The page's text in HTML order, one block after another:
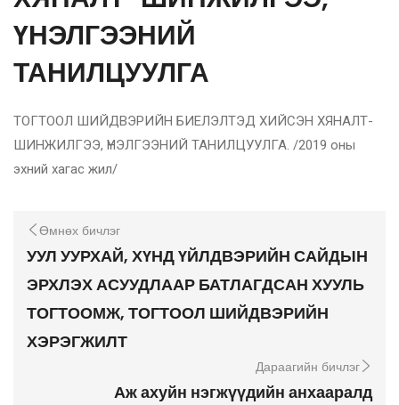
ҮНЭЛГЭЭНИЙ
ТАНИЛЦУУЛГА
ТОГТООЛ ШИЙДВЭРИЙН БИЕЛЭЛТЭД ХИЙСЭН ХЯНАЛТ-
ШИНЖИЛГЭЭ, ҮНЭЛГЭЭНИЙ ТАНИЛЦУУЛГА. /2019 оны
эхний хагас жил/
Өмнөх бичлэг
УУЛ УУРХАЙ, ХҮНД ҮЙЛДВЭРИЙН САЙДЫН
ЭРХЛЭХ АСУУДЛААР БАТЛАГДСАН ХУУЛЬ
ТОГТООМЖ, ТОГТООЛ ШИЙДВЭРИЙН
ХЭРЭГЖИЛТ
Дараагийн бичлэг
Аж ахуйн нэгжүүдийн анхааралд